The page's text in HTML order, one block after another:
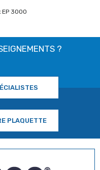
EP 3000
?
PLAQUETTE